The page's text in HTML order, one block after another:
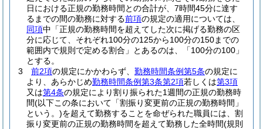
日における正規の勤務時間との合計が、7時間45分に達す
るまでの間の勤務に対する前項の規定の適用については、
同項中「正規の勤務時間を超えてした次に掲げる勤務の区
分に応じて、それぞれ100分の125から100分の150までの
範囲内で規則で定める割合」とあるのは、「100分の100」
とする。
3
前2項の規定にかかわらず、 勤務時間条例第5条の規定に
より、あらかじめ勤務時間条例第3条第2項若しくは第3項
又は第4条の規定により割り振られた1週間の正規の勤務時
間(以下この条において「割振り変更前の正規の勤務時間」
という。)を超えて勤務することを命ぜられた職員には、割
振り変更前の正規の勤務時間を超えて勤務した全時間(規則